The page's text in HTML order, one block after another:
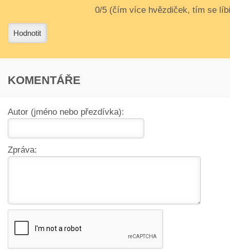
Hodnotit
KOMENTÁŘE
Autor (jméno nebo přezdívka):
Zpráva: